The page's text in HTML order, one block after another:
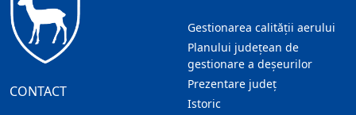
CONTACT
Gestionarea calității aerului
Planului județean de
gestionare a deșeurilor
Prezentare judeţ
Istoric